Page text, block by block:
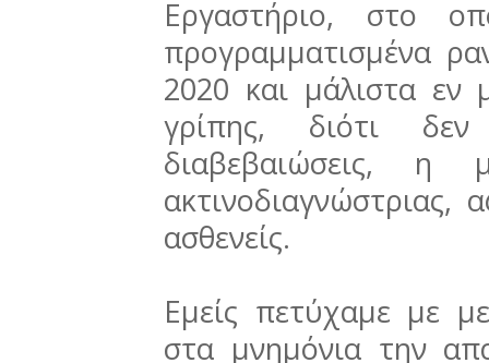
Εργαστήριο, στο
προγραμματισμένα
2020 και μάλιστα εν
γρίπης, διότι
διαβεβαιώσεις, η
ασθενείς.
Εμείς πετύχαμε με
στα μνημόνια την